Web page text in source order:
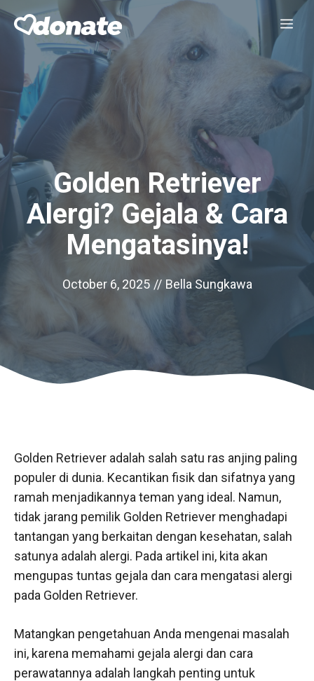
Skip
content
Golden Retriever
Alergi? Gejala & Cara
Mengatasinya!
October 6, 2025 // Bella Sungkawa
Golden Retriever adalah salah satu ras anjing paling
populer di dunia. Kecantikan fisik dan sifatnya yang
ramah menjadikannya teman yang ideal. Namun,
tidak jarang pemilik Golden Retriever menghadapi
tantangan yang berkaitan dengan kesehatan, salah
satunya adalah alergi. Pada artikel ini, kita akan
mengupas tuntas gejala dan cara mengatasi alergi
pada Golden Retriever.
Matangkan pengetahuan Anda mengenai masalah
ini, karena memahami gejala alergi dan cara
perawatannya adalah langkah penting untuk